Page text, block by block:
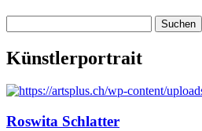
nach:
Künstlerportrait
Roswita Schlatter